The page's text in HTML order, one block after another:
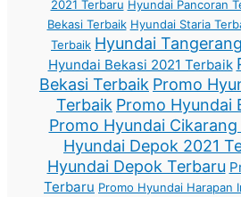
2021 Terbaru Hyundai Pancoran
Bekasi Terbaik Hyundai Staria
Terbaik Hyundai
Hyundai Bekasi 2021 Terbaik
Bekasi Terbaik Promo
Terbaik Promo Hyundai
Promo Hyundai
Hyundai Depok 2021
Hyundai Depok Terbaru
Terbaru Promo Hyundai Harapan